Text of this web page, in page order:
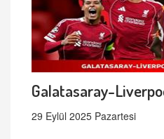
Galatasaray-
29 Eylül 2025 Pazartesi